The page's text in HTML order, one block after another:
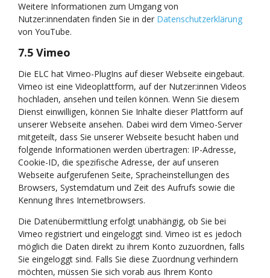
Weitere Informationen zum Umgang von
Nutzer:innendaten finden Sie in der Datenschutzerklärung
von YouTube.
7.5 Vimeo
Die ELC hat Vimeo-PlugIns auf dieser Webseite eingebaut.
Vimeo ist eine Videoplattform, auf der Nutzer:innen Videos
hochladen, ansehen und teilen können. Wenn Sie diesem
Dienst einwilligen, können Sie Inhalte dieser Plattform auf
unserer Webseite ansehen. Dabei wird dem Vimeo-Server
mitgeteilt, dass Sie unserer Webseite besucht haben und
folgende Informationen werden übertragen: IP-Adresse,
Cookie-ID, die spezifische Adresse, der auf unseren
Webseite aufgerufenen Seite, Spracheinstellungen des
Browsers, Systemdatum und Zeit des Aufrufs sowie die
Kennung Ihres Internetbrowsers.
Die Datenübermittlung erfolgt unabhängig, ob Sie bei
Vimeo registriert und eingeloggt sind. Vimeo ist es jedoch
möglich die Daten direkt zu ihrem Konto zuzuordnen, falls
Sie eingeloggt sind. Falls Sie diese Zuordnung verhindern
möchten, müssen Sie sich vorab aus Ihrem Konto